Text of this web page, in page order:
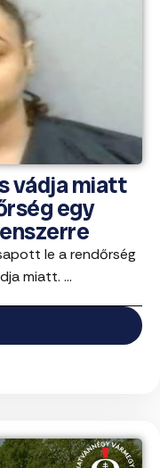
vádja miatt
egy
le a rendőrség
miatt. ...